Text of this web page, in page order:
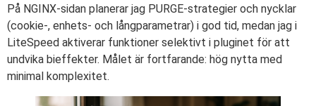
På NGINX-sidan planerar jag PURGE-strategier och nycklar
(cookie-, enhets- och långparametrar) i god tid, medan jag i
LiteSpeed aktiverar funktioner selektivt i pluginet för att
undvika bieffekter. Målet är fortfarande: hög nytta med
minimal komplexitet.